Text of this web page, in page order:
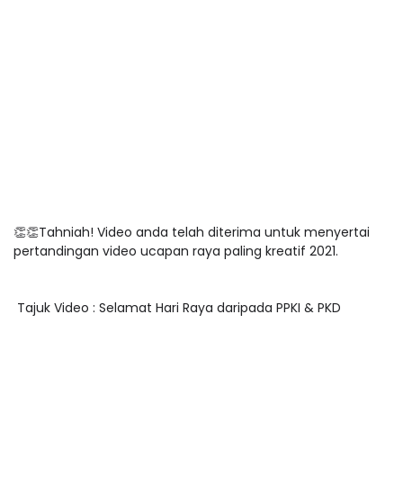
👏👏Tahniah! Video anda telah diterima untuk menyertai
pertandingan video ucapan raya paling kreatif 2021.
Tajuk Video : Selamat Hari Raya daripada PPKI & PKD